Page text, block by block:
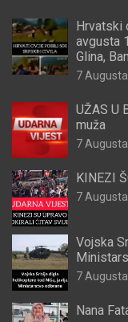
Hrvatski
avgusta
Glina,
7
UŽAS U
muža
7
KINEZI
7
Vojska
7
Nana